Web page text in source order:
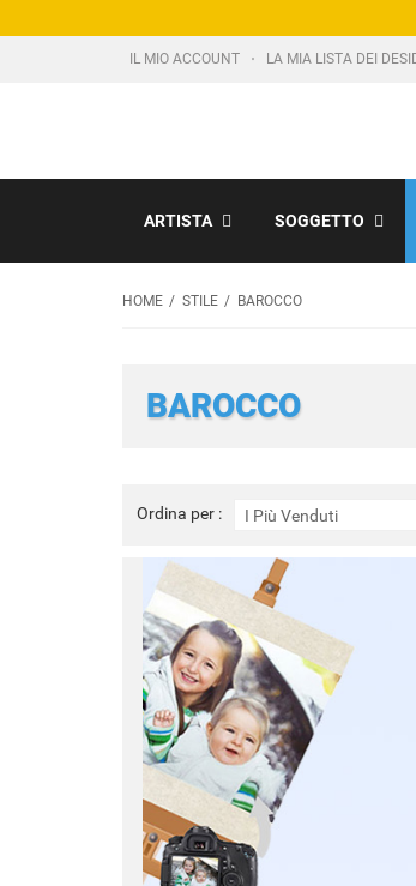
IL MIO ACCOUNT LA MIA LISTA DEI
ARTISTA SOGGETTO
HOME STILE BAROCCO
BAROCCO
Ordina per : I Più Venduti
Ordina
per